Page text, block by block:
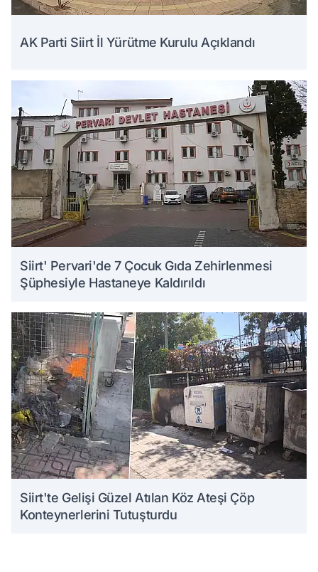
AK Parti Siirt İl Yürütme Kurulu Açıklandı
Siirt' Pervari'de 7 Çocuk Gıda Zehirlenmesi
Şüphesiyle Hastaneye Kaldırıldı
Siirt'te Gelişi Güzel Atılan Köz Ateşi Çöp
Konteynerlerini Tutuşturdu